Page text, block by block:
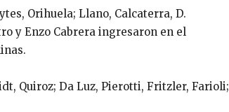
Orihuela; Llano, Calcaterra, D.
y Enzo Cabrera ingresaron en el
Quiroz; Da Luz, Pierotti, Fritzler, Farioli;